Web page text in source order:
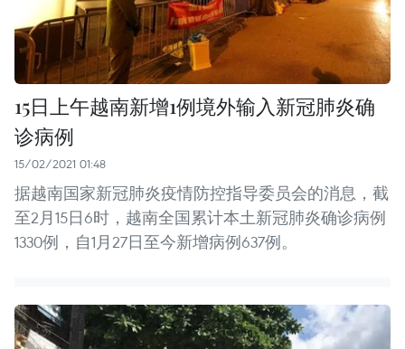
15日上午越南新增1例境外输入新冠肺炎确
诊病例
15/02/2021 01:48
据越南国家新冠肺炎疫情防控指导委员会的消息，截
至2月15日6时，越南全国累计本土新冠肺炎确诊病例
1330例，自1月27日至今新增病例637例。